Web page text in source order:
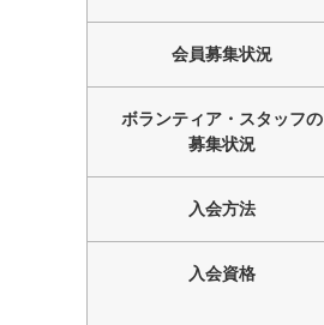
会員募集状況
ボランティア・スタッフの
募集状況
入会方法
入会資格